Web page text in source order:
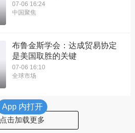
07-06 16:24
中国聚焦
布鲁金斯学会：达成贸易协定
是美国取胜的关键
07-06 16:10
全球市场
点击加载更多
App 内打开